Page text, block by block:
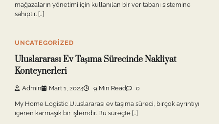
mağazaların yönetimi için kullanılan bir veritabanı sistemine
sahiptir. […]
UNCATEGORIZED
Uluslararası Ev Taşıma Sürecinde Nakliyat
Konteynerleri
Admin Mart 1, 2024 9 Min Read 0
My Home Logistic Uluslararası ev taşıma süreci, birçok ayrıntıyı
içeren karmaşık bir işlemdir. Bu süreçte […]